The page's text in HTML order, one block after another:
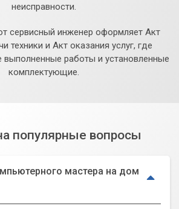
неисправности.
сервисный инженер оформляет Акт
техники и Акт оказания услуг, где
выполненные работы и установленные
комплектующие.
популярные вопросы
мастера на дом